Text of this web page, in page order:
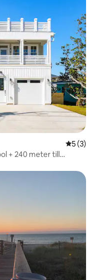
5 av 5 i
5 (3)
+ 240 meter till